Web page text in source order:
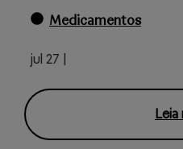
Medicamentos
jul 27 |
Leia